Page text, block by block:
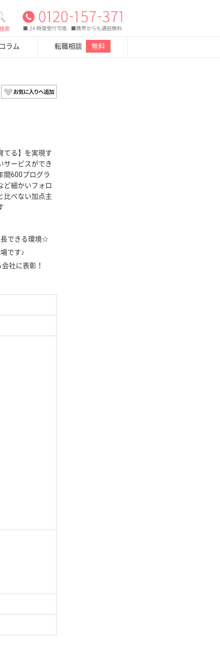
索
ラム 転職相談 無料
てる】を実現す
サービスができ
間600プログラ
ど細かいフォロ
比べない加点主
長できる環境☆
です♪
社に表彰！